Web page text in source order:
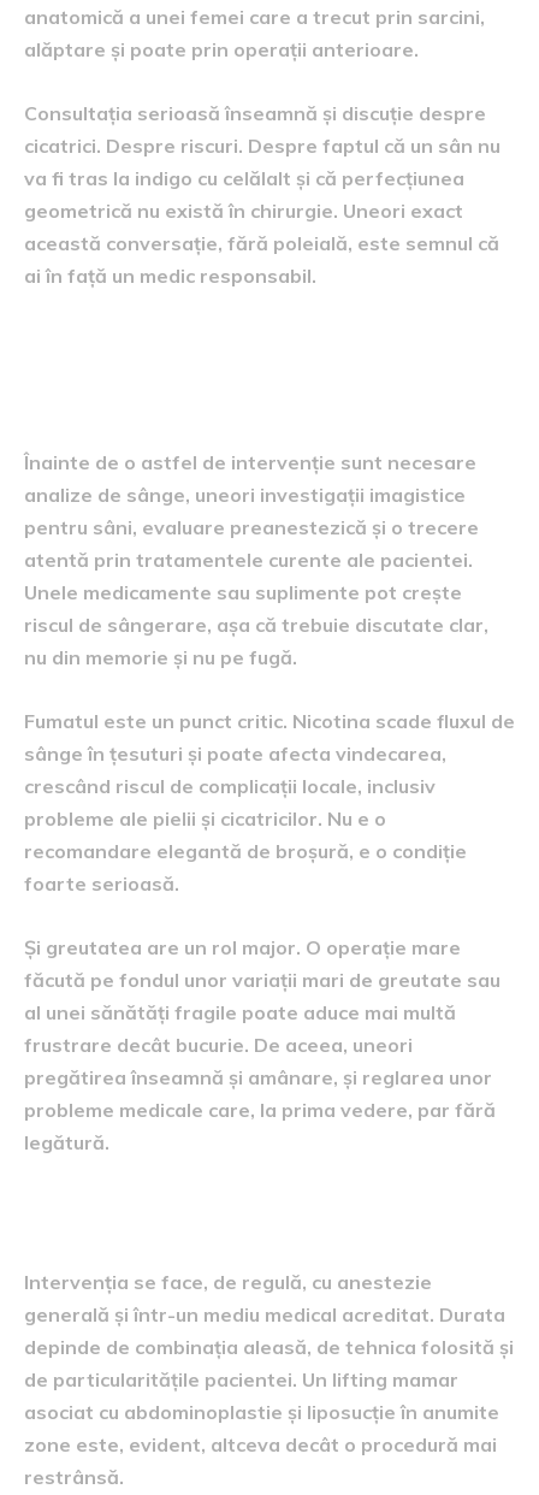
anatomică a unei femei care a trecut prin sarcini,
alăptare și poate prin operații anterioare.
Consultația serioasă înseamnă și discuție despre
cicatrici. Despre riscuri. Despre faptul că un sân nu
va fi tras la indigo cu celălalt și că perfecțiunea
geometrică nu există în chirurgie. Uneori exact
această conversație, fără poleială, este semnul că
ai în față un medic responsabil.
Înainte de o astfel de intervenție sunt necesare
analize de sânge, uneori investigații imagistice
pentru sâni, evaluare preanestezică și o trecere
atentă prin tratamentele curente ale pacientei.
Unele medicamente sau suplimente pot crește
riscul de sângerare, așa că trebuie discutate clar,
nu din memorie și nu pe fugă.
Fumatul este un punct critic. Nicotina scade fluxul de
sânge în țesuturi și poate afecta vindecarea,
crescând riscul de complicații locale, inclusiv
probleme ale pielii și cicatricilor. Nu e o
recomandare elegantă de broșură, e o condiție
foarte serioasă.
Și greutatea are un rol major. O operație mare
făcută pe fondul unor variații mari de greutate sau
al unei sănătăți fragile poate aduce mai multă
frustrare decât bucurie. De aceea, uneori
pregătirea înseamnă și amânare, și reglarea unor
probleme medicale care, la prima vedere, par fără
legătură.
Intervenția se face, de regulă, cu anestezie
generală și într-un mediu medical acreditat. Durata
depinde de combinația aleasă, de tehnica folosită și
de particularitățile pacientei. Un lifting mamar
asociat cu abdominoplastie și liposucție în anumite
zone este, evident, altceva decât o procedură mai
restrânsă.